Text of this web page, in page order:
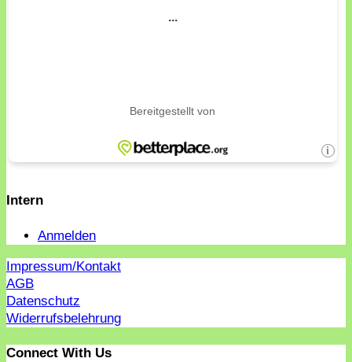
Intern
Anmelden
Impressum/Kontakt
AGB
Datenschutz
Widerrufsbelehrung
Connect With Us